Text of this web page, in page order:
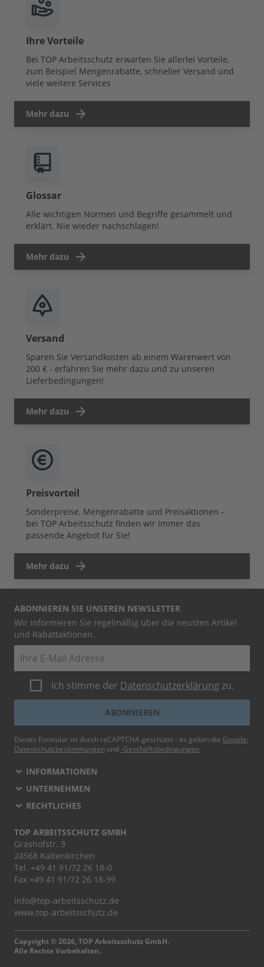
Ihre Vorteile
Bei TOP Arbeitsschutz erwarten Sie allerlei Vorteile,
zum Beispiel Mengenrabatte, schneller Versand und
viele weitere Services
Mehr dazu
Glossar
Alle wichtigen Normen und Begriffe gesammelt und
erklärt. Nie wieder nachschlagen!
Mehr dazu
Versand
Sparen Sie Versandkosten ab einem Warenwert von
200 € - erfahren Sie mehr dazu und zu unseren
Lieferbedingungen!
Mehr dazu
Preisvorteil
Sonderpreise, Mengenrabatte und Preisaktionen -
bei TOP Arbeitsschutz finden wir immer das
passende Angebot für Sie!
Mehr dazu
ABONNIEREN SIE UNSEREN NEWSLETTER
Wir informieren Sie regelmäßig über die neusten Artikel
und Rabattaktionen.
Ich stimme der Datenschutzerklärung zu.
ABONNIEREN
Dieses Formular ist durch reCAPTCHA geschützt - es gelten die Google-
Datenschutzbestimmungen und -Geschäftsbedingungen.
INFORMATIONEN
UNTERNEHMEN
RECHTLICHES
TOP ARBEITSSCHUTZ GMBH
Grashofstr. 3
24568 Kaltenkirchen
Tel. +49 41 91/72 26 18-0
Fax +49 41 91/72 26 18-99
info@top-arbeitsschutz.de
www.top-arbeitsschutz.de
Copyright © 2026, TOP Arbeitsschutz GmbH.
Alle Rechte Vorbehalten.